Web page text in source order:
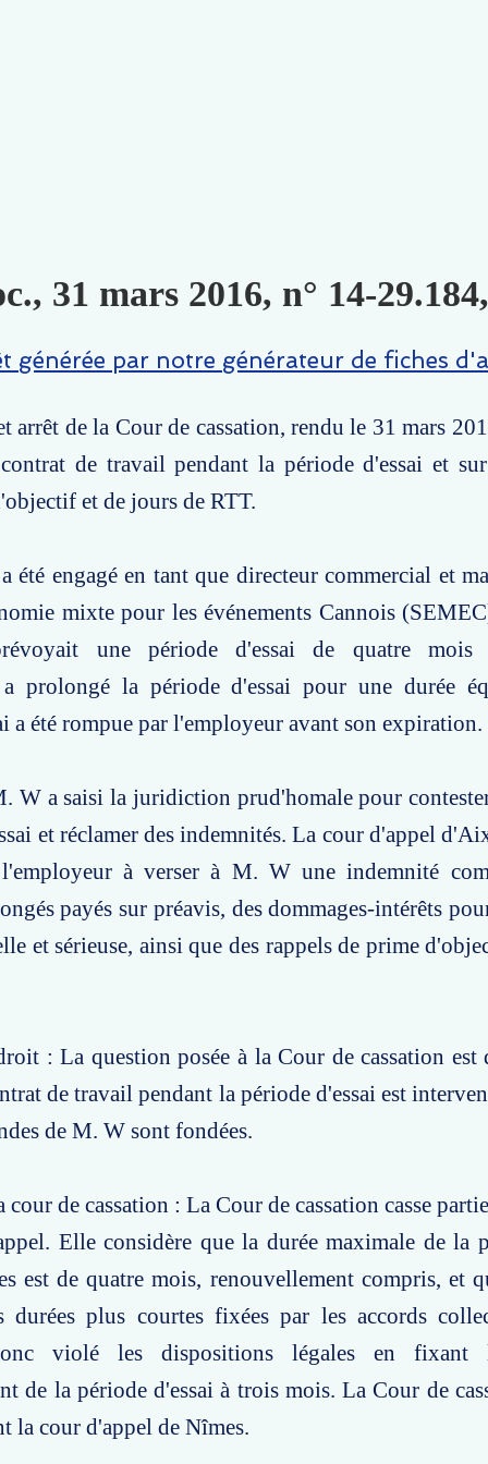
31 mars 2016, n° 14-
générée par notre générateur de fiches
arrêt de la Cour de cassation, rendu le 31 mars
de travail pendant la période d'essai et
et de jours de RTT.
été engagé en tant que directeur commercial et
mixte pour les événements Cannois
une période d'essai de quatre mois
prolongé la période d'essai pour une durée
a été rompue par l'employeur avant son expiration.
W a saisi la juridiction prud'homale pour
et réclamer des indemnités. La cour d'appel
à verser à M. W une indemnité
payés sur préavis, des dommages-intérêts
et sérieuse, ainsi que des rappels de prime
: La question posée à la Cour de cassation est
de travail pendant la période d'essai est
de M. W sont fondées.
cour de cassation : La Cour de cassation casse
Elle considère que la durée maximale de la
est de quatre mois, renouvellement compris, et
durées plus courtes fixées par les accords
violé les dispositions légales en fixant
de la période d'essai à trois mois. La Cour de
la cour d'appel de Nîmes.